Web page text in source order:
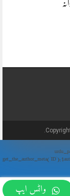
واٹس ایپ
get_the_author_meta('ID');